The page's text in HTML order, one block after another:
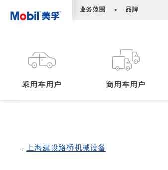
业务范围 • 品牌
乘用车用户 商用车用户
上海建设路桥机械设备